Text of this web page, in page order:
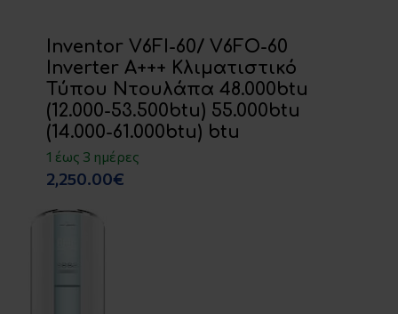
Inventor V6FI-60/ V6FΟ-60
Inverter A+++ Κλιματιστικό
Τύπου Ντουλάπα 48.000btu
(12.000-53.500btu) 55.000btu
(14.000-61.000btu) btu
1 έως 3 ημέρες
2,250.00€